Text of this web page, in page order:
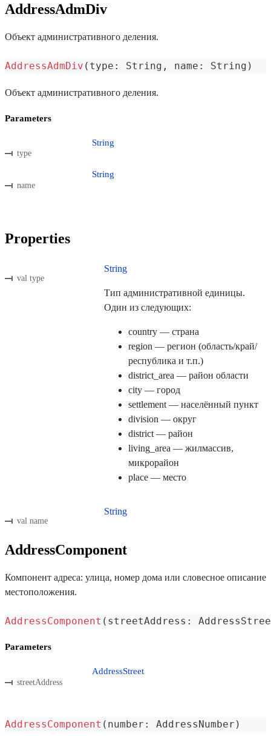
AddressAdmDiv
Объект административного деления.
AddressAdmDiv ( type : String , name : String )
Объект административного деления.
Parameters
type
String
name
String
Properties
val type
String
Тип административной единицы.
Один из следующих:
country — страна
region — регион (область/край/
республика и т.п.)
district_area — район области
city — город
settlement — населённый пункт
division — округ
district — район
living_area — жилмассив,
микрорайон
place — место
val name
String
AddressComponent
Компонент адреса: улица, номер дома или словесное описание
местоположения.
AddressComponent ( streetAddress :
Parameters
streetAddress
AddressStreet
AddressComponent ( number : AddressNumber )